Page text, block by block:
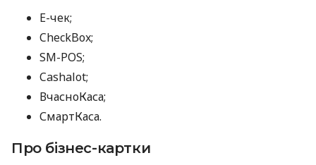
E-чек;
CheckBox;
SM-POS;
Cashalot;
ВчасноКаса;
СмартКаса.
Про бізнес-картки